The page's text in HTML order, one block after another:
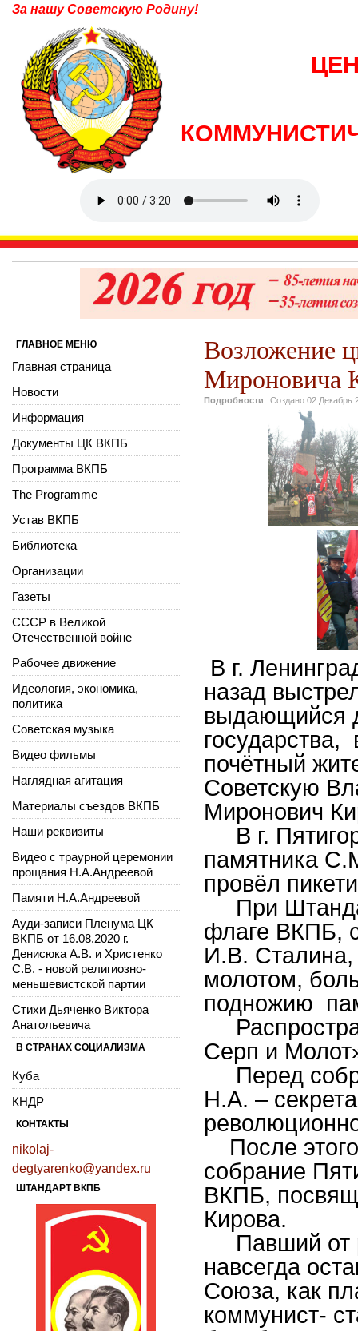
За нашу Советскую Родину!
Возложение
Мироновича
Подробности Создано 02 Декабрь
В г.
назад
выдающийся
почётный
Советскую
Миронович
В г.
памятника
провёл
При
флаге ВКПБ,
И.В. Сталина,
молотом,
подножию
Серп и
Перед
Н.А. –
После этого
собрание
ВКПБ,
Кирова.
Павший от
навсегда
Союза, как
коммунист-
ГЛАВНОЕ МЕНЮ
Главная страница
Новости
Информация
Документы ЦК ВКПБ
Программа ВКПБ
The Programme
Устав ВКПБ
Библиотека
Организации
Газеты
СССР в Великой
Отечественной войне
Рабочее движение
Идеология, экономика,
политика
Советская музыка
Видео фильмы
Наглядная агитация
Материалы съездов ВКПБ
Наши реквизиты
Видео с траурной церемонии
прощания Н.А.Андреевой
Памяти Н.А.Андреевой
Ауди-записи Пленума ЦК
ВКПБ от 16.08.2020 г.
Денисюка А.В. и Христенко
С.В. - новой религиозно-
меньшевистской партии
Стихи Дьяченко Виктора
Анатольевича
В СТРАНАХ СОЦИАЛИЗМА
Куба
КНДР
КОНТАКТЫ
nikolaj-
degtyarenko@yandex.ru
ШТАНДАРТ ВКПБ